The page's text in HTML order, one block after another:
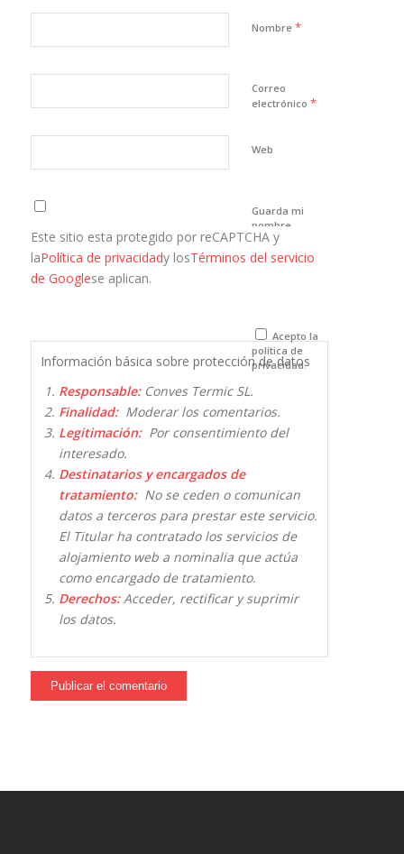
Nombre *
Correo
electrónico *
Web
Guarda mi
nombre,
correo
electrónico y
que comente.
Este sitio esta protegido por reCAPTCHA y
laPolítica de privacidady losTérminos del servicio
de Googlese aplican.
Acepto la
política de
privacidad.
Información básica sobre protección de datos
Responsable:Conves Termic SL.
Finalidad:Moderar los comentarios.
Legitimación:Por consentimiento del
interesado.
Destinatarios y encargados de
tratamiento:No se ceden o comunican
datos a terceros para prestar este servicio.
El Titular ha contratado los servicios de
alojamiento web a nominalia que actúa
como encargado de tratamiento.
Derechos:Acceder, rectificar y suprimir
los datos.